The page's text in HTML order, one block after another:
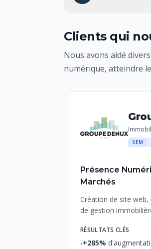
Clients qui
Nous avons aidé
numérique, atteindre
SEM
Présence
Marchés
Création de site
de gestion
RÉSULTATS CLÉS
•+285%